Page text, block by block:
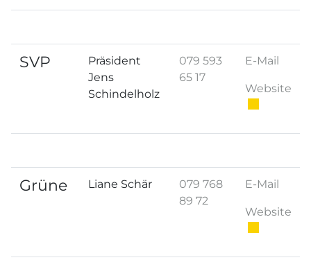
SVP
Präsident
Jens
Schindelholz
079 593
65 17
E-Mail
Website
Grüne Liane Schär
079 768
89 72
E-Mail
Website